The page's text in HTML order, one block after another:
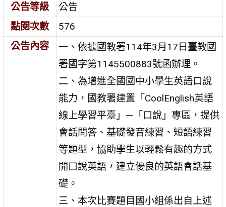
公告等級
公告
點閱次數
576
公告內容
一、依據國教署114年3月17日臺教國
署國字第1145500883號函辦理。
二、為增進全國國中小學生英語口說
能力，國教署建置「CoolEnglish英語
線上學習平臺」—「口說」專區，提供
會話問答、基礎發音練習、短語練習
等題型，協助學生以輕鬆有趣的方式
開口說英語，建立優良的英語會話基
礎。
三、本次比賽題目國小組係出自上述